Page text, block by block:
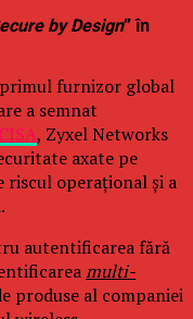
by Design” în
furnizor global
a semnat
, Zyxel Networks
axate pe
operațional și a
autentificarea fără
multi-
produse al companiei